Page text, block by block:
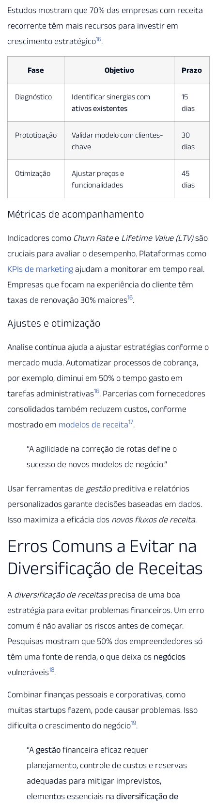
Estudos mostram que 70% das empresas com receita
recorrente têm mais recursos para investir em
crescimento estratégico16.
Fase Objetivo Prazo
Diagnóstico
Identificar sinergias com
ativos existentes
15
dias
Prototipação
Validar modelo com clientes-
chave
30
dias
Otimização
Ajustar preços e
funcionalidades
45
dias
Métricas de acompanhamento
Indicadores como Churn Ratee Lifetime Value (LTV)são
cruciais para avaliar o desempenho. Plataformas como
KPIs de marketing ajudam a monitorar em tempo real.
Empresas que focam na experiência do cliente têm
taxas de renovação 30% maiores16.
Ajustes e otimização
Analise contínua ajuda a ajustar estratégias conforme o
mercado muda. Automatizar processos de cobrança,
por exemplo, diminui em 50% o tempo gasto em
tarefas administrativas16. Parcerias com fornecedores
consolidados também reduzem custos, conforme
mostrado em modelos de receita17.
“A agilidade na correção de rotas define o
sucesso de novos modelos de negócio.”
Usar ferramentas de gestãopreditiva e relatórios
personalizados garante decisões baseadas em dados.
Isso maximiza a eficácia dos novos fluxos de receita.
Erros Comuns a Evitar na
Diversificação de Receitas
A diversificação de receitasprecisa de uma boa
estratégia para evitar problemas financeiros. Um erro
comum é não avaliar os riscos antes de começar.
Pesquisas mostram que 50% dos empreendedores só
têm uma fonte de renda, o que deixa os negócios
vulneráveis18.
Combinar finanças pessoais e corporativas, como
muitas startups fazem, pode causar problemas. Isso
dificulta o crescimento do negócio19.
“A gestão financeira eficaz requer
planejamento, controle de custos e reservas
adequadas para mitigar imprevistos,
elementos essenciais na diversificação de